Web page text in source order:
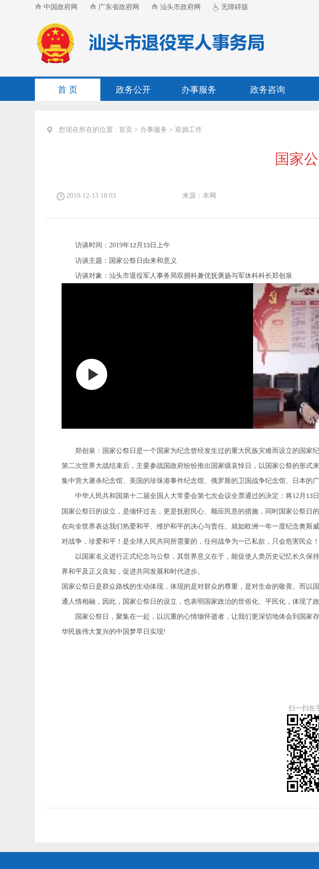
中国政府网 广东省政府网 汕头市政府网 无障碍版
首 页 政务公开 办事服务 政务咨询
您现在所在的位置 : 首页 > 办事服务 > 双拥工作
国家
2019-12-13 18:03 来源：本网
访谈时间： 2019年12月 13 日上午
访谈主题：国家公祭日由来和意义
访谈对象：汕头市退役军人事务局双拥科兼优抚褒扬与军休科科长郑创泉
郑创泉：国家公祭日是一个国家为纪念曾经发生过的重大民族灾难而设立的国家纪
第二次世界大战结束后，主要参战国政府纷纷推出国家级哀悼日，以国家公祭的形
集中营大屠杀纪念馆、美国的珍珠港事件纪念馆、俄罗斯的卫国战争纪念馆、日本的
中华人民共和国第十二届全国人大常委会第七次会议全票通过的决定：将12月 13
国家公祭日的设立，是缅怀过去，更是抚慰民心、顺应民意的措施，同时国家公祭
在向全世界表达我们热爱和平、维护和平的决心与责任。就如欧洲一年一度纪念奥
对战争，珍爱和平！是全球人民共同所需要的，任何战争为一己私欲，只会危害民众！
以国家名义进行正式纪念与公祭，其世界意义在于，能促使人类历史记忆长久保
界和平及正义良知，促进共同发展和时代进步。
国家公祭日是群众路线的生动体现，体现的是对群众的尊重，是对生命的敬畏。而
通人情相融，因此，国家公祭日的设立，也表明国家政治的世俗化、平民化，体现了
国家公祭日，聚集在一起，以沉重的心情缅怀逝者，让我们更深切地体会到国家
华民族伟大复兴的中国梦早日实现!
扫一扫在